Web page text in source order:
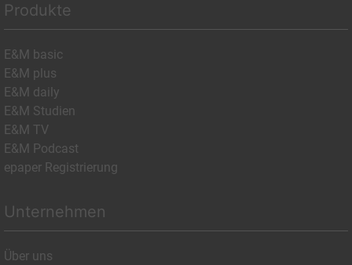
Produkte
E&M basic
E&M plus
E&M daily
E&M Studien
E&M TV
E&M Podcast
epaper Registrierung
Unternehmen
Über uns